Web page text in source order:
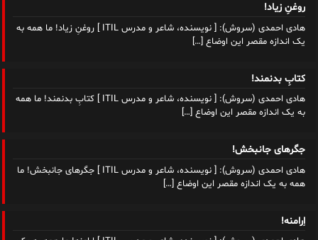
روغنِ زیاد!
هادی احمدی (سروش): [ نویسنده، شاعر و مدرس ITIL ] روغنِ زیاد! ما همه به
یک اندازه مقصر این اوضاع […]
کتابِ بدنمند!
هادی احمدی (سروش): [ نویسنده، شاعر و مدرس ITIL ] کتابِ بدنمند! ما همه
به یک اندازه مقصر این اوضاع […]
جگرهای جانبخش!
هادی احمدی (سروش): [ نویسنده، شاعر و مدرس ITIL ] جگرهای جانبخش! ما
همه به یک اندازه مقصر این اوضاع […]
اِرامنه!